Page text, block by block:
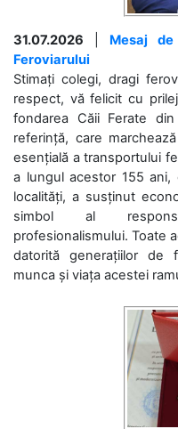
31.07.2026
Mesaj
Feroviarului
Stimați colegi, dragi
respect, vă felicit cu
fondarea Căii Ferate
referință, care
esențială a transportului
a lungul acestor 155
localități, a susținut
simbol al
profesionalismului. Toate
datorită generațiilor de
munca și viața acestei